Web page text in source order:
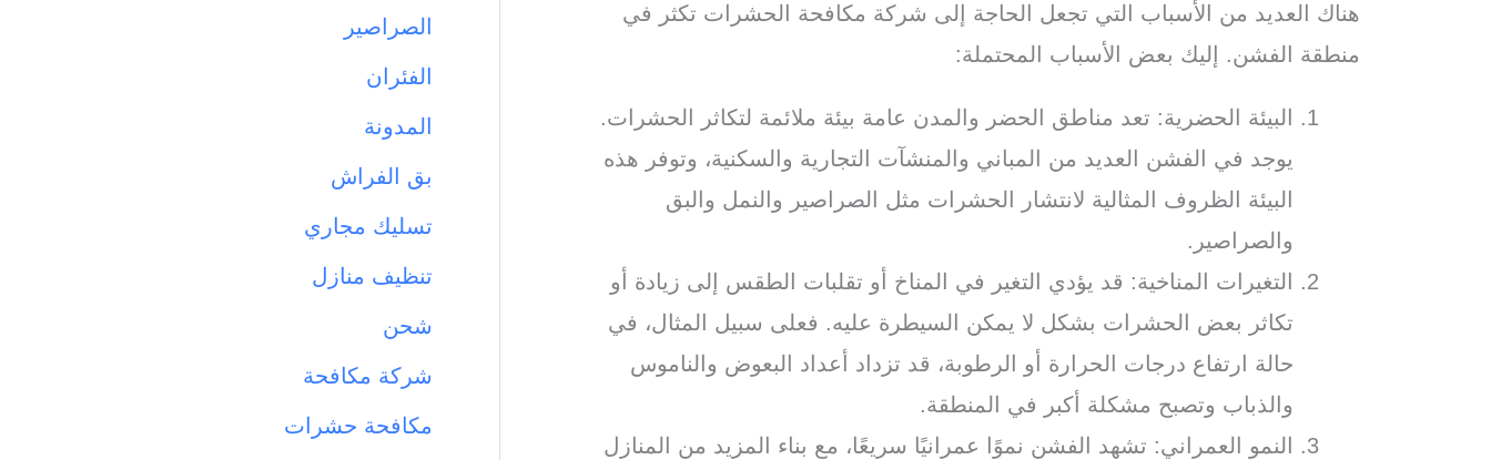
هناك العديد من الأسباب التي تجعل الحاجة إلى شركة مكافحة الحشرات تكثر في
منطقة الفشن. إليك بعض الأسباب المحتملة:
البيئة الحضرية: تعد مناطق الحضر والمدن عامة بيئة ملائمة لتكاثر الحشرات.
يوجد في الفشن العديد من المباني والمنشآت التجارية والسكنية، وتوفر هذه
البيئة الظروف المثالية لانتشار الحشرات مثل الصراصير والنمل والبق
والصراصير.
التغيرات المناخية: قد يؤدي التغير في المناخ أو تقلبات الطقس إلى زيادة أو
تكاثر بعض الحشرات بشكل لا يمكن السيطرة عليه. فعلى سبيل المثال، في
حالة ارتفاع درجات الحرارة أو الرطوبة، قد تزداد أعداد البعوض والناموس
والذباب وتصبح مشكلة أكبر في المنطقة.
النمو العمراني: تشهد الفشن نموًا عمرانيًا سريعًا، مع بناء المزيد من المنازل
الصراصير
الفئران
المدونة
بق الفراش
تسليك مجاري
تنظيف منازل
شحن
شركة مكافحة
مكافحة حشرات